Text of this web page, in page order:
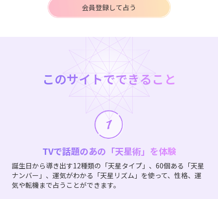
会員登録して占う
このサイトでできること
TVで話題のあの「天星術」を体験
誕生日から導き出す12種類の「天星タイプ」、60個ある「天星
ナンバー」、運気がわかる「天星リズム」を使って、性格、運
気や転機まで占うことができます。